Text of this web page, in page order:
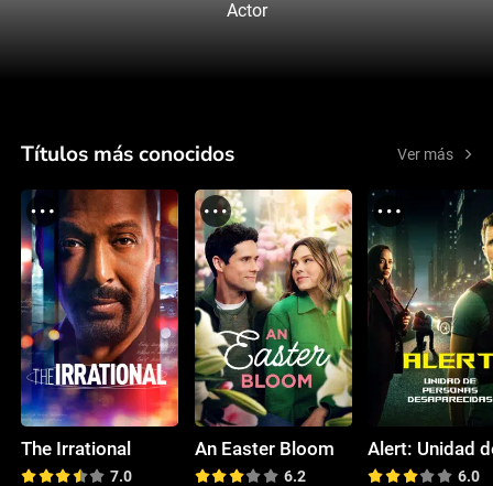
Actor
Títulos más conocidos Ver más
The Irrational
7.0
An Easter Bloom
6.2 6.0